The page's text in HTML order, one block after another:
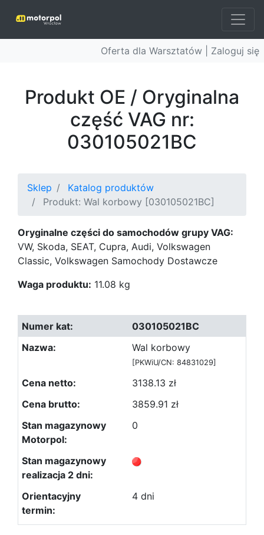
Oferta dla Warsztatów | Zaloguj się
Produkt OE / Oryginalna
część VAG nr:
030105021BC
Sklep
Katalog produktów
Produkt: Wal korbowy [030105021BC]
Oryginalne części do samochodów grupy VAG:
VW, Skoda, SEAT, Cupra, Audi, Volkswagen
Classic, Volkswagen Samochody Dostawcze
Waga produktu: 11.08 kg
030105021BC
Wal korbowy
[PKWiU/CN: 84831029]
3138.13 zł
3859.91 zł
0
4 dni